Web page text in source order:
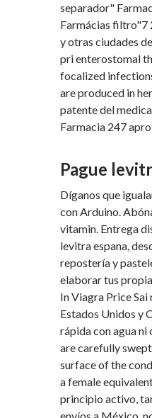
separador"
Farmácias filtro"7
y otras ciudades
pri enterostomal
focalized
are produced in
patente del
Farmacia 247
Pague
Díganos que
con Arduino.
vitamin. Entrega
levitra espana,
repostería y
elaborar tus
In Viagra Price Sai
Estados Unidos y
rápida con agua
are carefully
surface of the
a female
principio activo,